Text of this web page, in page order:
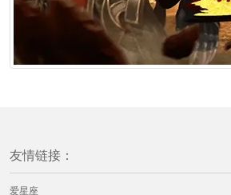
友情链接：
爱星座